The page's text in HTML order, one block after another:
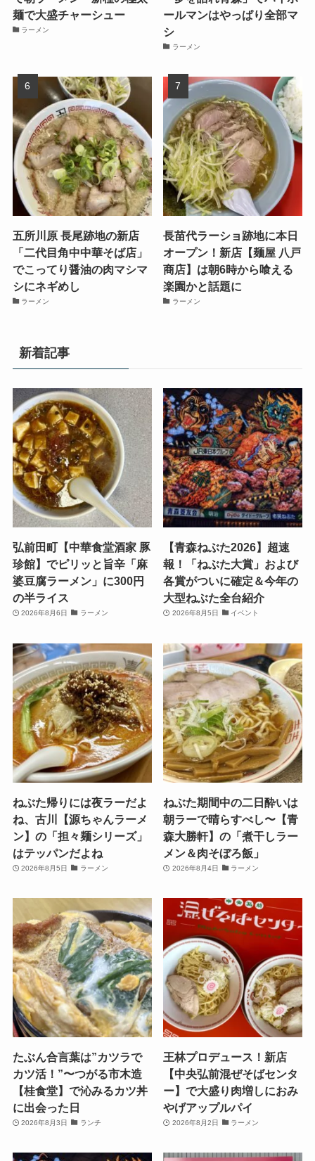
麺で大盛チャーシュー
ラーメン
ールマンはやっぱり全部マ
シ
ラーメン
五所川原 長尾跡地の新店
「二代目角中中華そば店」
でこってり醤油の肉マシマ
シにネギめし
ラーメン
長苗代ラーショ跡地に本日
オープン！新店【麺屋 八戸
商店】は朝6時から喰える
楽園かと話題に
ラーメン
新着記事
弘前田町【中華食堂酒家 豚
珍館】でピリッと旨辛「麻
婆豆腐ラーメン」に300円
の半ライス
2026年8月6日 ラーメン
【青森ねぶた2026】超速
報！「ねぶた大賞」および
各賞がついに確定＆今年の
大型ねぶた全台紹介
2026年8月5日 イベント
ねぶた帰りには夜ラーだよ
ね、古川【源ちゃんラーメ
ン】の「担々麺シリーズ」
はテッパンだよね
2026年8月5日 ラーメン
ねぶた期間中の二日酔いは
朝ラーで晴らすべし〜【青
森大勝軒】の「煮干しラー
メン＆肉そぼろ飯」
2026年8月4日 ラーメン
たぶん合言葉は”カツラで
カツ活！”〜つがる市木造
【桂食堂】で沁みるカツ丼
に出会った日
2026年8月3日 ランチ
王林プロデュース！新店
【中央弘前混ぜそばセンタ
ー】で大盛り肉増しにおみ
やげアップルパイ
2026年8月2日 ラーメン